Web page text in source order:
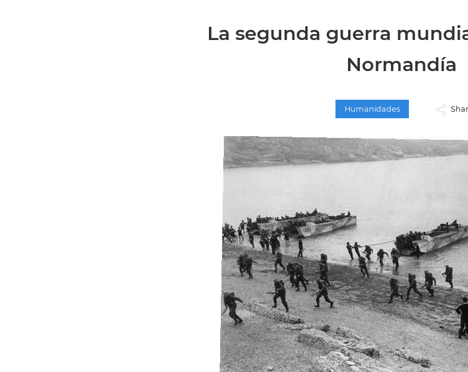
La segunda guerra
Normandía
Humanidades